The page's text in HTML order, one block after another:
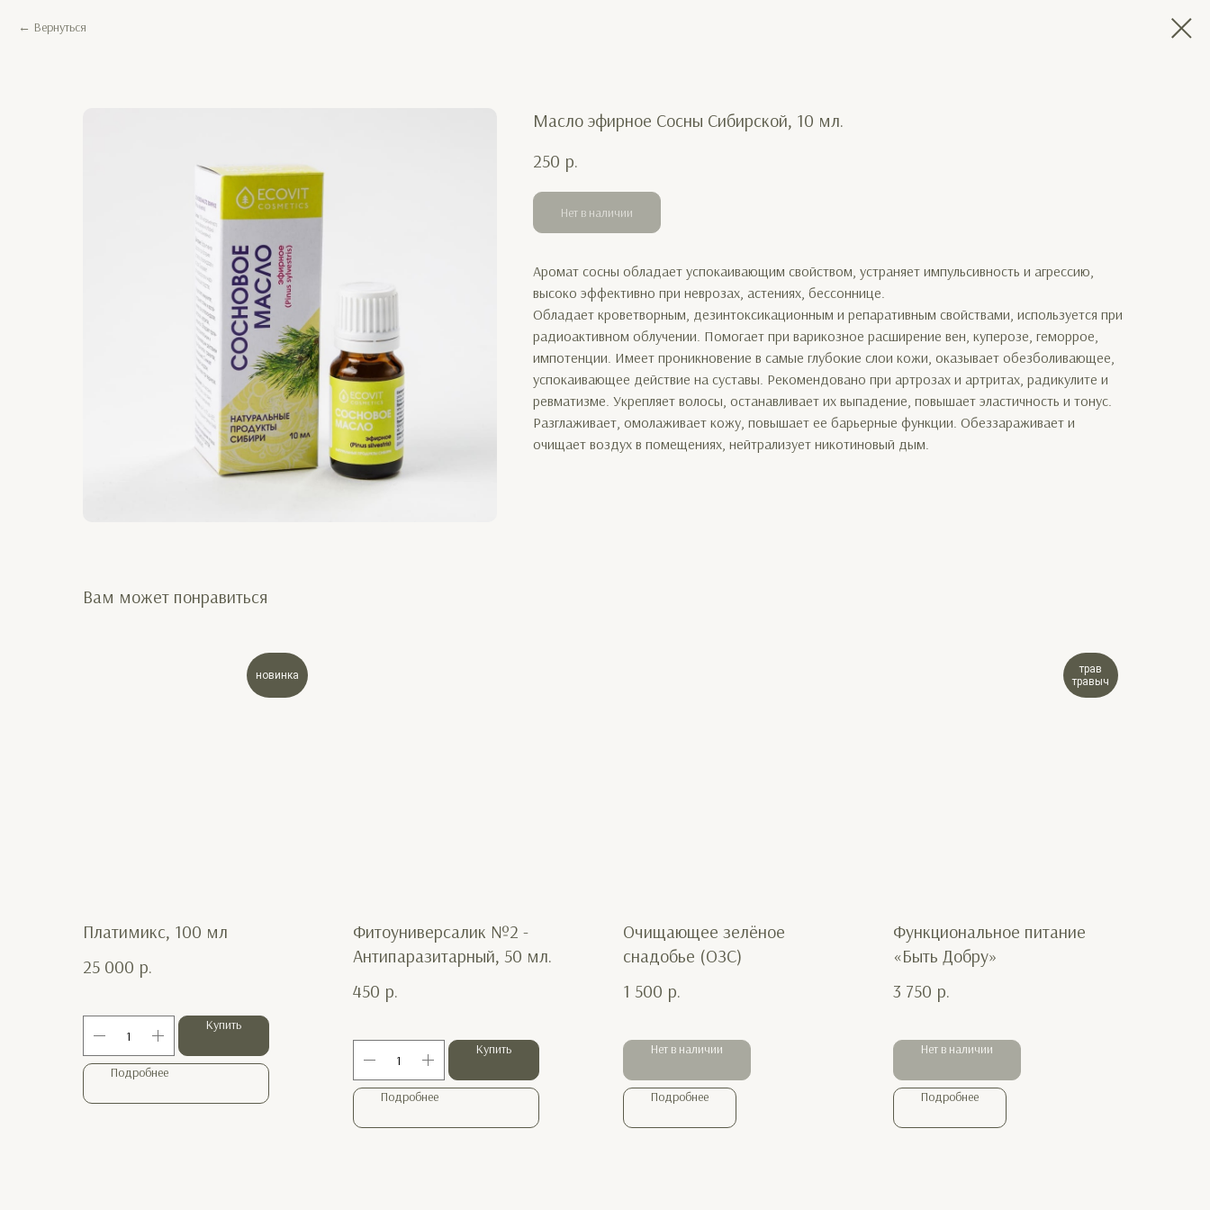
Вернуться
Масло эфирное Сосны Сибирской, 10 мл.
250 р.
Нет в наличии
Аромат сосны обладает успокаивающим свойством, устраняет импульсивность и агрессию,
высоко эффективно при неврозах, астениях, бессоннице.
Обладает кроветворным, дезинтоксикационным и репаративным свойствами, используется при
радиоактивном облучении. Помогает при варикозное расширение вен, куперозе, геморрое,
импотенции. Имеет проникновение в самые глубокие слои кожи, оказывает обезболивающее,
успокаивающее действие на суставы. Рекомендовано при артрозах и артритах, радикулите и
ревматизме. Укрепляет волосы, останавливает их выпадение, повышает эластичность и тонус.
Разглаживает, омолаживает кожу, повышает ее барьерные функции. Обеззараживает и
очищает воздух в помещениях, нейтрализует никотиновый дым.
Вам может понравиться
новинка
Платимикс, 100 мл
25 000 р.
Купить
Подробнее
Фитоуниверсалик №2 -
Антипаразитарный, 50 мл.
450 р.
Купить
Подробнее
Очищающее зелёное
снадобье (ОЗС)
1 500 р.
Нет в наличии
Подробнее
трав
травыч
Функциональное питание
«Быть Добру»
3 750 р.
Нет в наличии
Подробнее